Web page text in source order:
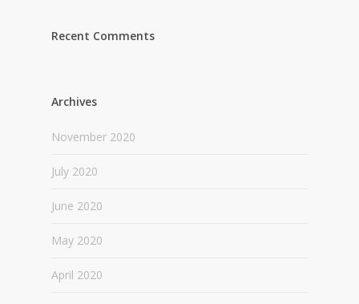
Recent Comments
Archives
November 2020
July 2020
June 2020
May 2020
April 2020